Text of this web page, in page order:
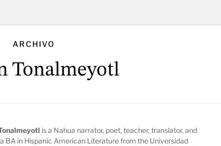
ARCHIVO
Tonalmeyotl
is a Nahua narrator, poet, teacher, translator, and
BA in Hispanic American Literature from the Universidad